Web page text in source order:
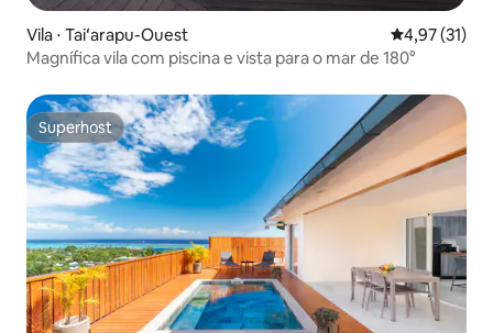
Vila ⋅ Taiʻarapu-Ouest 4,97 de uma
4,97 (31)
Magnífica vila com piscina e vista para o mar de 180°
Superhost
Superhost